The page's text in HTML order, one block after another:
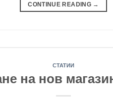
CONTINUE READING →
СТАТИИ
на нов